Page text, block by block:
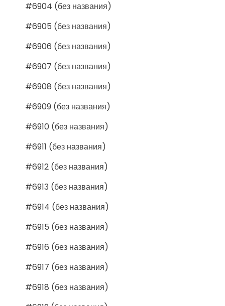
#6904 (без названия)
#6905 (без названия)
#6906 (без названия)
#6907 (без названия)
#6908 (без названия)
#6909 (без названия)
#6910 (без названия)
#6911 (без названия)
#6912 (без названия)
#6913 (без названия)
#6914 (без названия)
#6915 (без названия)
#6916 (без названия)
#6917 (без названия)
#6918 (без названия)